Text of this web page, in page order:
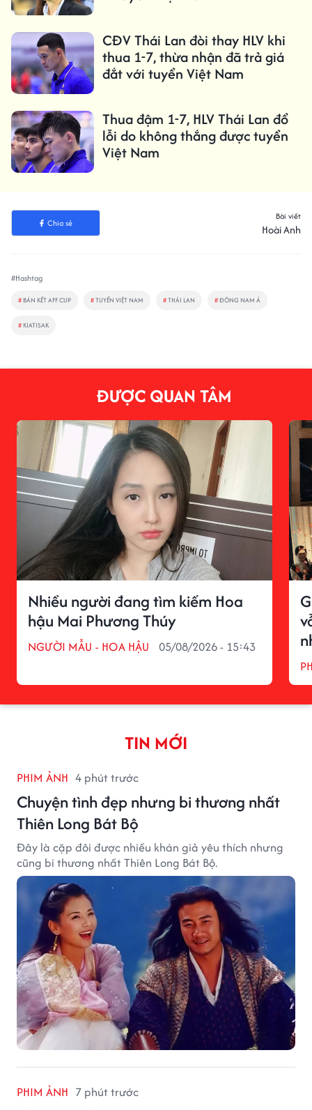
CĐV Thái Lan đòi thay HLV khi
thua 1-7, thừa nhận đã trả giá
đắt với tuyển Việt Nam
Thua đậm 1-7, HLV Thái Lan đổ
lỗi do không thắng được tuyển
Việt Nam
Chia sẻ
Bài viết
Hoài Anh
#Hashtag
# BÁN KẾT AFF CUP #TUYỂN VIỆT NAM #THÁI LAN #ĐÔNG NAM Á
# KIATISAK
ĐƯỢC QUAN TÂM
Nhiều người đang tìm kiếm Hoa
hậu Mai Phương Thúy
NGƯỜI MẪU - HOA HẬU 05/08/2026 - 15:43
TIN MỚI
PHIM ẢNH 4 phút trước
Chuyện tình đẹp nhưng bi thương nhất
Thiên Long Bát Bộ
Đây là cặp đôi được nhiều khán giả yêu thích nhưng
cũng bi thương nhất Thiên Long Bát Bộ.
PHIM ẢNH 7 phút trước